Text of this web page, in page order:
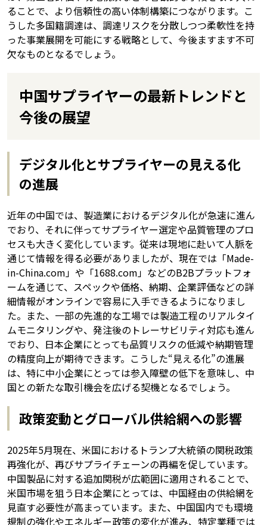
ることで、より信頼性の高い体制構築につながります。こ
うした多国籍調達は、調達リスクを分散しつつ柔軟性を持
った事業展開を可能にする戦略として、今後ますます不可
欠なものとなるでしょう。
中国サプライヤーの最新トレンドと
今後の展望
デジタル化とサプライヤーの見える化
の進展
近年の中国では、製造業におけるデジタル化が急速に進ん
でおり、それに伴ってサプライヤー選定や品質管理のプロ
セスも大きく変化しています。従来は現地に赴いて人脈を
通じて情報を得る必要がありましたが、現在では「Made-
in-China.com」や「1688.com」などのB2Bプラットフォ
ームを通じて、スペックや価格、納期、企業評価などの詳
細情報がオンラインで容易に入手できるようになりまし
た。また、一部の先進的な工場では製造工程のリアルタイ
ムモニタリングや、発注後のトレーサビリティ対応も進ん
でおり、日本企業にとっても品質リスクの低減や納期管理
の精度向上が期待できます。こうした“見える化”の進展
は、特に中小企業にとっては参入障壁の低下を意味し、中
国との新たな取引機会を広げる契機となるでしょう。
政策変動とグローバル供給網への影響
2025年5月現在、米国におけるトランプ大統領の関税政策
再強化が、再びサプライチェーンの再編を促しています。
中国製品に対する追加関税が広範囲に適用されることで、
米国市場を狙う日本企業にとっては、中国経由の供給網を
見直す必要性が高まっています。また、中国国内でも環境
規制の強化やエネルギー政策の変化が進み、特定業種では